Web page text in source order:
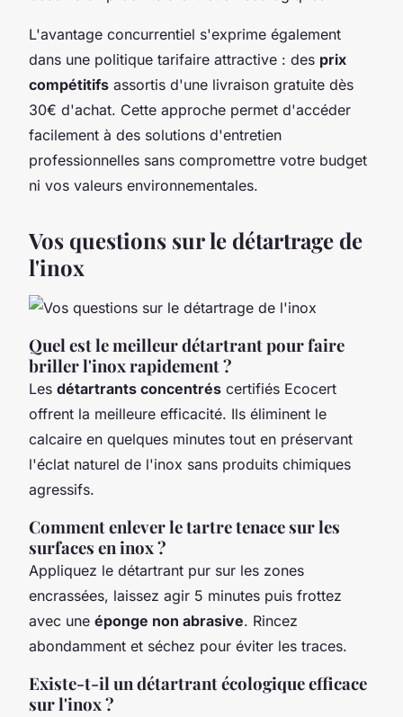
L'avantage concurrentiel s'exprime également
dans une politique tarifaire attractive : des prix
compétitifs assortis d'une livraison gratuite dès
30€ d'achat. Cette approche permet d'accéder
facilement à des solutions d'entretien
professionnelles sans compromettre votre budget
ni vos valeurs environnementales.
Vos questions sur le détartrage de
l'inox
Quel est le meilleur détartrant pour faire
briller l'inox rapidement ?
Les détartrants concentrés certifiés Ecocert
offrent la meilleure efficacité. Ils éliminent le
calcaire en quelques minutes tout en préservant
l'éclat naturel de l'inox sans produits chimiques
agressifs.
Comment enlever le tartre tenace sur les
surfaces en inox ?
Appliquez le détartrant pur sur les zones
encrassées, laissez agir 5 minutes puis frottez
avec une éponge non abrasive. Rincez
abondamment et séchez pour éviter les traces.
Existe-t-il un détartrant écologique efficace
sur l'inox ?